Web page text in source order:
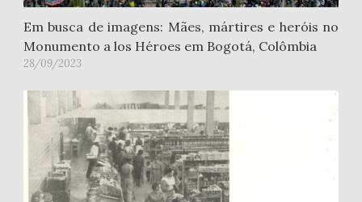
Em busca de imagens: Mães, mártires e heróis no
Monumento a los Héroes em Bogotá, Colômbia
28/09/2023